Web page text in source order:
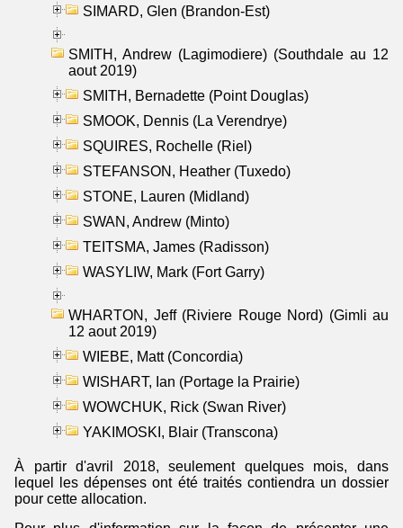
SIMARD, Glen (Brandon-Est)
SMITH, Andrew (Lagimodiere) (Southdale au 12
aout 2019)
SMITH, Bernadette (Point Douglas)
SMOOK, Dennis (La Verendrye)
SQUIRES, Rochelle (Riel)
STEFANSON, Heather (Tuxedo)
STONE, Lauren (Midland)
SWAN, Andrew (Minto)
TEITSMA, James (Radisson)
WASYLIW, Mark (Fort Garry)
WHARTON, Jeff (Riviere Rouge Nord) (Gimli au
12 aout 2019)
WIEBE, Matt (Concordia)
WISHART, Ian (Portage la Prairie)
WOWCHUK, Rick (Swan River)
YAKIMOSKI, Blair (Transcona)
À partir d'avril 2018, seulement quelques mois, dans
lequel les dépenses ont été traités contiendra un dossier
pour cette allocation.